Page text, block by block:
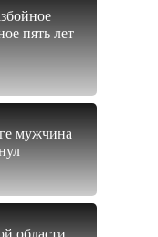
пять лет
мужчина
области